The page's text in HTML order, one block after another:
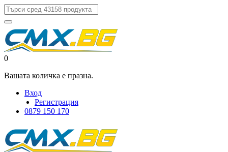
0
Вашата количка е празна.
Вход
Регистрация
0879 150 170